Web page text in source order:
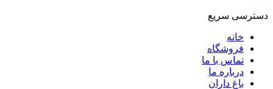
دسترسی سریع
خانه
فروشگاه
تماس با ما
درباره ما
باغ داران